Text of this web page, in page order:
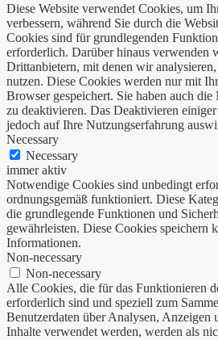
Diese Website verwendet Cookies, um
verbessern, während Sie durch die
Cookies sind für grundlegenden
erforderlich. Darüber hinaus verwenden
Drittanbietern, mit denen wir
nutzen. Diese Cookies werden nur mit
Browser gespeichert. Sie haben auch
zu deaktivieren. Das Deaktivieren
jedoch auf Ihre Nutzungserfahrung
Necessary
Necessary
immer aktiv
Notwendige Cookies sind unbedingt
ordnungsgemäß funktioniert. Diese
die grundlegende Funktionen und
gewährleisten. Diese Cookies speichern
Informationen.
Non-necessary
Non-necessary
Alle Cookies, die für das Funktionieren
erforderlich sind und speziell zum
Benutzerdaten über Analysen, Anzeigen
Inhalte verwendet werden, werden als